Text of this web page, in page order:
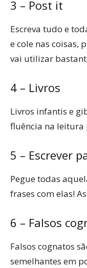
3 – Post it
Escreva tudo e
e cole nas coisas,
vai utilizar
4 – Livros
Livros infantis e
fluência na leitura
5 – Escrever
Pegue todas
frases com elas!
6 – Falsos
Falsos cognatos
semelhantes em